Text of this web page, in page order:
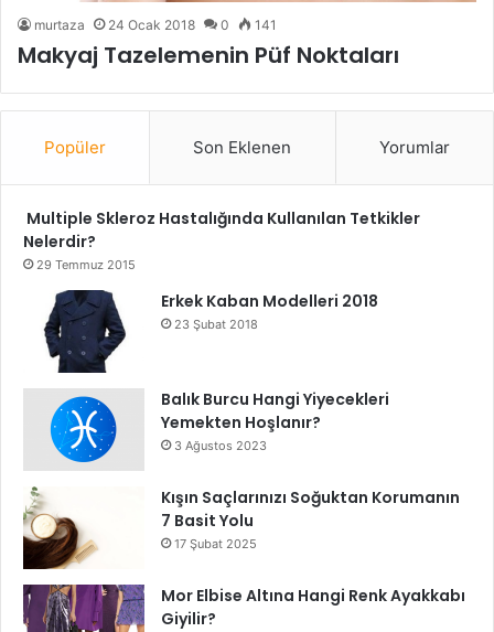
murtaza 24 Ocak 2018 0 141
Makyaj Tazelemenin Püf Noktaları
Popüler Son Eklenen Yorumlar
Multiple Skleroz Hastalığında Kullanılan Tetkikler
Nelerdir?
29 Temmuz 2015
Erkek Kaban Modelleri 2018
23 Şubat 2018
Balık Burcu Hangi Yiyecekleri
Yemekten Hoşlanır?
3 Ağustos 2023
Kışın Saçlarınızı Soğuktan Korumanın
7 Basit Yolu
17 Şubat 2025
Mor Elbise Altına Hangi Renk Ayakkabı
Giyilir?